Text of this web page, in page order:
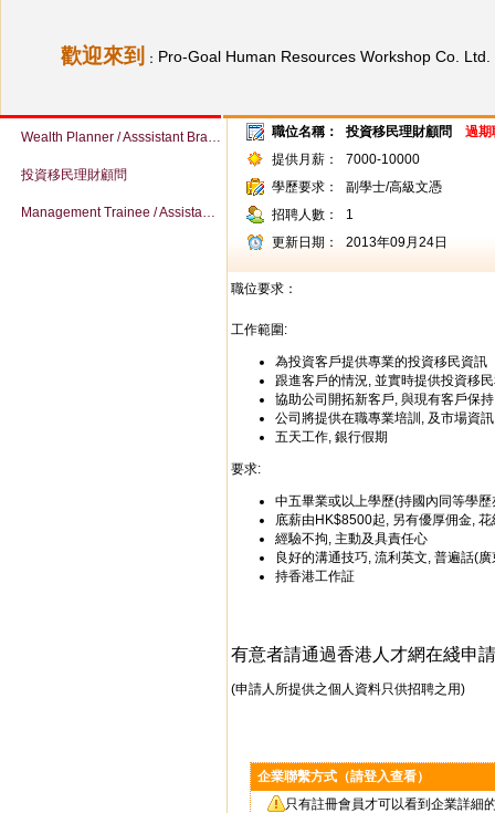
歡迎來到 ： Pro-Goal Human Resources Workshop Co. Ltd.
Wealth Planner / Asssistant Branch Manager
投資移民理財顧問
Management Trainee / Assistant Sales Manager
職位名稱： 投資移民理財顧問
過期
提供月薪：
7000-10000
學歷要求：
副學士/高級文憑
招聘人數：
1
更新日期：
2013年09月24日
職位要求：
工作範圍:
為投資客戶提供專業的投資移民資訊
跟進客戶的情況, 並實時提供投資移
協助公司開拓新客戶, 與現有客戶保
公司將提供在職專業培訓, 及市場資訊
五天工作, 銀行假期
要求:
中五畢業或以上學歷(持國內同等學歷
底薪由HK$8500起, 另有優厚佣金,
經驗不拘, 主動及具責任心
良好的溝通技巧, 流利英文, 普遍話(
持香港工作証
有意者請通過香港人才網在綫申
(申請人所提供之個人資料只供招聘之用)
企業聯繫方式（請登入查看）
只有註冊會員才可以看到企業詳細